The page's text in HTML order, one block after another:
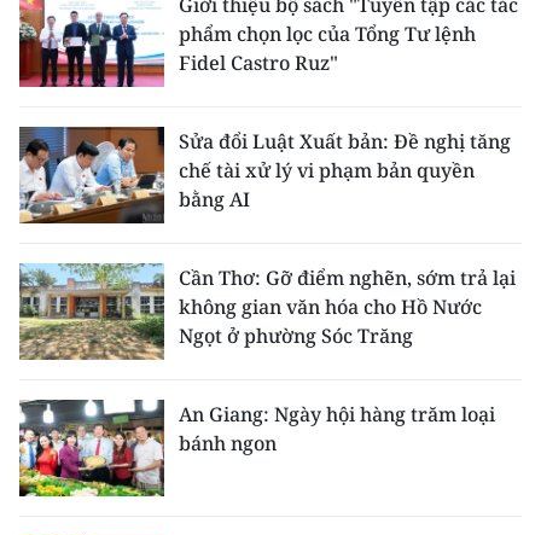
phẩm chọn lọc của Tổng Tư lệnh
Fidel Castro Ruz"
Sửa đổi Luật Xuất bản: Đề nghị tăng
chế tài xử lý vi phạm bản quyền
bằng AI
Cần Thơ: Gỡ điểm nghẽn, sớm trả lại
không gian văn hóa cho Hồ Nước
Ngọt ở phường Sóc Trăng
An Giang: Ngày hội hàng trăm loại
bánh ngon